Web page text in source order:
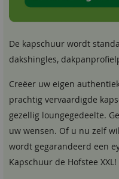
Dakbeschot
De kapschuur wordt
dakshingles,
Creëer uw eigen
prachtig vervaardigde
gezellig loungegedeelte.
uw wensen. Of u nu zelf
wordt gegarandeerd een
Kapschuur de Hofstee XXL!